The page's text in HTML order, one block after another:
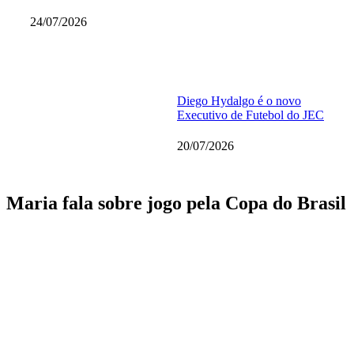
24/07/2026
Diego Hydalgo é o novo
Executivo de Futebol do JEC
20/07/2026
Maria fala sobre jogo pela Copa do Brasil